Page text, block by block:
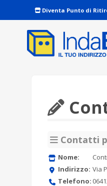
Diventa Punto di
Contatti
Nome:
Indirizzo: Via
Telefono: